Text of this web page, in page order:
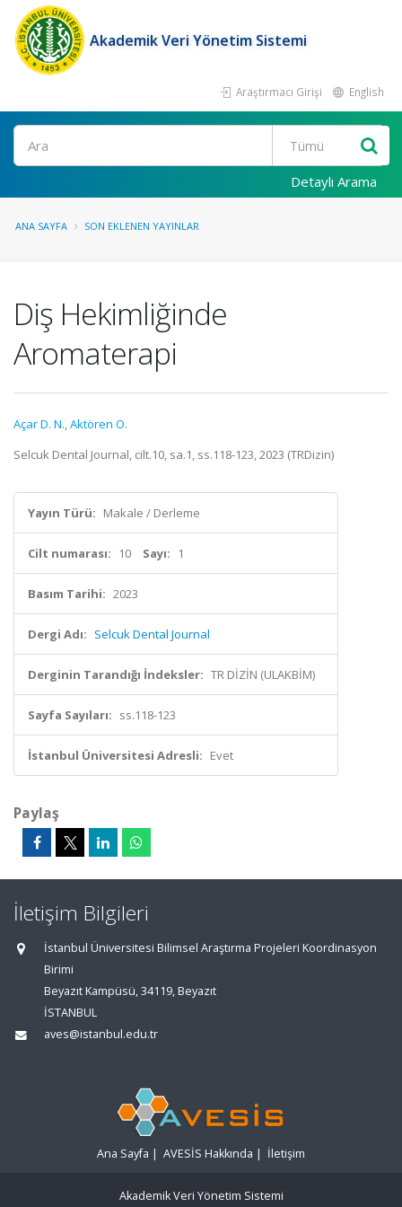
Akademik Veri Yönetim Sistemi
Araştırmacı Girişi English
Ara
Detaylı Arama
ANA SAYFA SON EKLENEN YAYINLAR
Diş Hekimliğinde
Aromaterapi
Açar D. N.,Aktören O.
Selcuk Dental Journal, cilt.10, sa.1, ss.118-123, 2023 (TRDizin)
Yayın Türü: Makale / Derleme
Cilt numarası: 10 Sayı: 1
Basım Tarihi: 2023
Dergi Adı: Selcuk Dental Journal
Derginin Tarandığı İndeksler: TR DİZİN (ULAKBİM)
Sayfa Sayıları: ss.118-123
İstanbul Üniversitesi Adresli: Evet
Paylaş
İletişim Bilgileri
İstanbul Üniversitesi Bilimsel Araştırma Projeleri Koordinasyon
Birimi
Beyazıt Kampüsü, 34119, Beyazıt
İSTANBUL
aves@istanbul.edu.tr
Ana Sayfa | AVESİS Hakkında | İletişim
Akademik Veri Yönetim Sistemi